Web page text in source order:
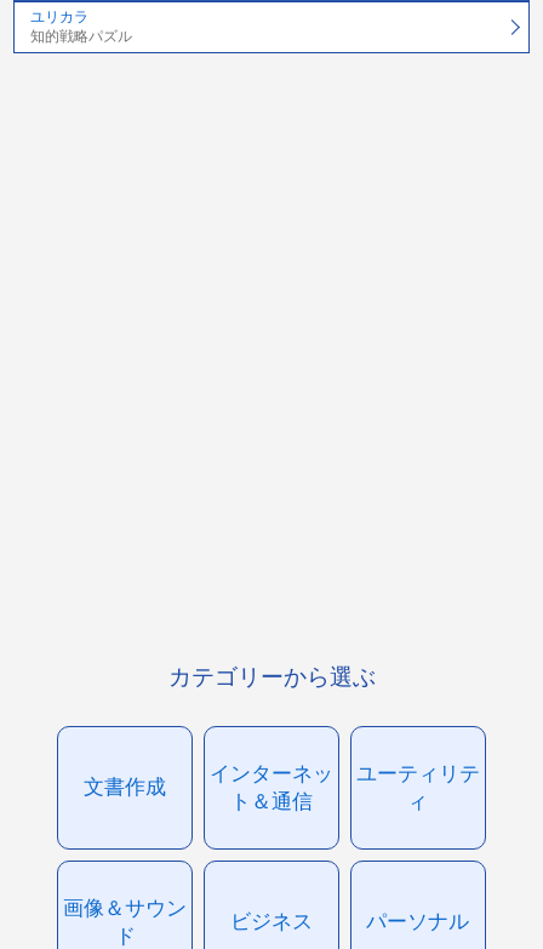
ユリカラ
知的戦略パズル
カテゴリーから選ぶ
文書作成
インターネッ
ト＆通信
ユーティリテ
ィ
画像＆サウン
ド
ビジネス パーソナル